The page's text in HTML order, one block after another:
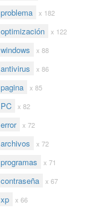
problema x 182
optimización x 122
windows x 88
antivirus x 86
pagina x 85
PC x 82
error x 72
archivos x 72
programas x 71
contraseña x 67
xp x 66